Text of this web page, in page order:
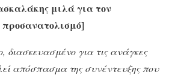
μιλά για τον
]
διασκευασμένο για τις ανάγκες
απόσπασμα της συνέντευξης που